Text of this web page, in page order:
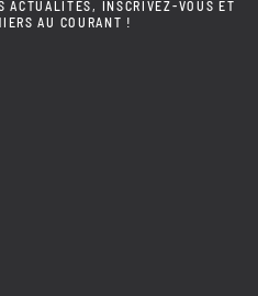
ACTUALITÉS, INSCRIVEZ-VOUS ET
AU COURANT !